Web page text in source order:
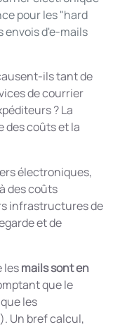
pour les "hard
envois d'e-mails
ils tant de
de courrier
? La
des coûts et la
électroniques,
des coûts
infrastructures de
et de
lesmails sont en
que le
les
Un bref calcul,